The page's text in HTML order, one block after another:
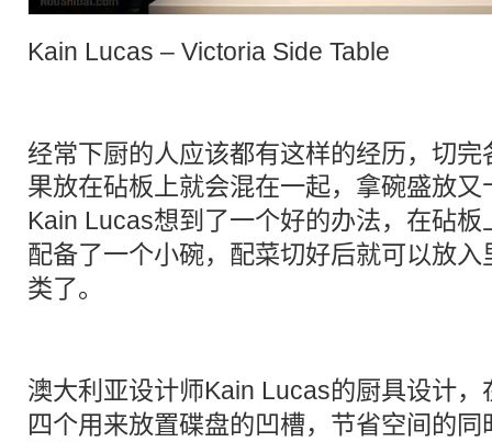
Kain Lucas – Victoria Side Table
经常下厨的人应该都有这样的经历，切
果放在砧板上就会混在一起，拿碗盛放又
Kain Lucas想到了一个好的办法，在砧板
配备了一个小碗，配菜切好后就可以放
类了。
澳大利亚设计师Kain Lucas的厨具设计，
四个用来放置碟盘的凹槽，节省空间的